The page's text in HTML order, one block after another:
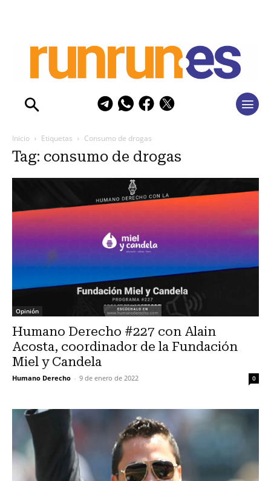
Inicio Etiquetas Consumo de drogas
Tag: consumo de drogas
Opinión
Humano Derecho #227 con Alain
Acosta, coordinador de la Fundación
Miel y Candela
Humano Derecho - 9 de enero de 2022 0